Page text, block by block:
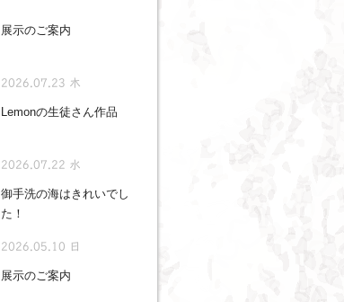
展示のご案内
2026.07.23 木
Lemonの生徒さん作品
2026.07.22 水
御手洗の海はきれいでし
た！
2026.05.10 日
展示のご案内